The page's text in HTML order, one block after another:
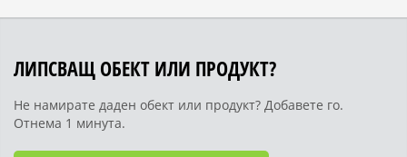
ЛИПСВАЩ ОБЕКТ ИЛИ ПРОДУКТ?
Не намирате даден обект или продукт? Добавете го.
Отнема 1 минута.